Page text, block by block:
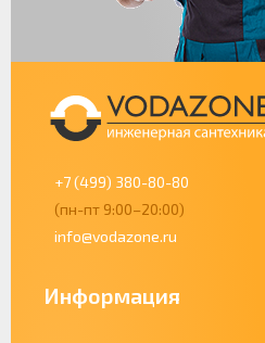
+7 (499) 380-80-80
(пн-пт 9:00–20:00)
info@vodazone.ru
Информация